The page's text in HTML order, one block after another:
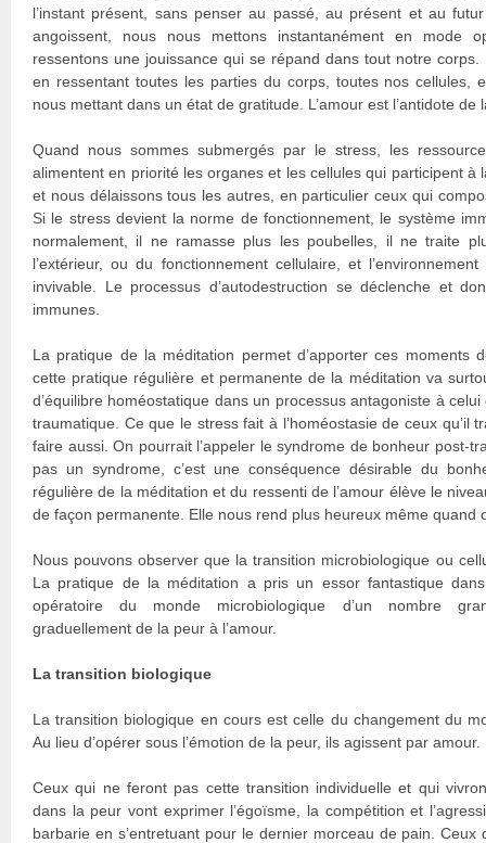
l’instant présent, sans penser au passé, au présent et au
angoissent, nous nous mettons instantanément en mode
ressentons une jouissance qui se répand dans tout notre
en ressentant toutes les parties du corps, toutes nos cellules,
nous mettant dans un état de gratitude. L’amour est l’antidote de
Quand nous sommes submergés par le stress, les
alimentent en priorité les organes et les cellules qui participent à
et nous délaissons tous les autres, en particulier ceux qui
Si le stress devient la norme de fonctionnement, le système
normalement, il ne ramasse plus les poubelles, il ne traite
l’extérieur, ou du fonctionnement cellulaire, et
invivable. Le processus d’autodestruction se déclenche et
immunes.
La pratique de la méditation permet d’apporter ces moments
cette pratique régulière et permanente de la méditation va
d’équilibre homéostatique dans un processus antagoniste à
traumatique. Ce que le stress fait à l’homéostasie de ceux qu’il
faire aussi. On pourrait l’appeler le syndrome de bonheur post-
pas un syndrome, c’est une conséquence désirable du
régulière de la méditation et du ressenti de l’amour élève le
de façon permanente. Elle nous rend plus heureux même quand
Nous pouvons observer que la transition microbiologique ou
La pratique de la méditation a pris un essor fantastique
opératoire du monde microbiologique d’un nombre
graduellement de la peur à l’amour.
La transition biologique
La transition biologique en cours est celle du changement du
Au lieu d’opérer sous l’émotion de la peur, ils agissent par amour.
Ceux qui ne feront pas cette transition individuelle et qui
dans la peur vont exprimer l’égoïsme, la compétition et
barbarie en s’entretuant pour le dernier morceau de pain. Ceux